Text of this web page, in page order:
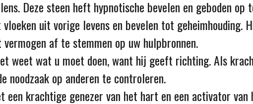
Deze steen heft hypnotische bevelen en geboden
uit vorige levens en bevelen tot geheimhouding.
af te stemmen op uw hulpbronnen.
weet wat u moet doen, want hij geeft richting. Als
noodzaak op anderen te controleren.
een krachtige genezer van het hart en een activator